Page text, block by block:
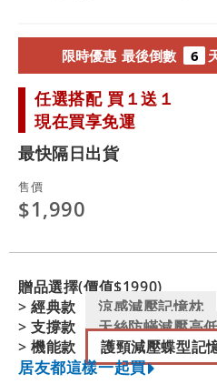
限時優惠 最後倒數 6
任選搭配 買１送１
現在買享免運
最快隔日出貨
售價
$1,990
贈品選擇(價值$1990)
> 經典款
涼感減壓記憶枕
> 支撐款
天絲防蟎減壓高
> 機能款
護頸減壓蝶型記
居友都這樣一起買